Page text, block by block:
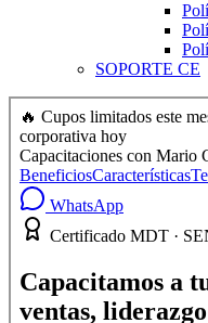
SOPORTE CE